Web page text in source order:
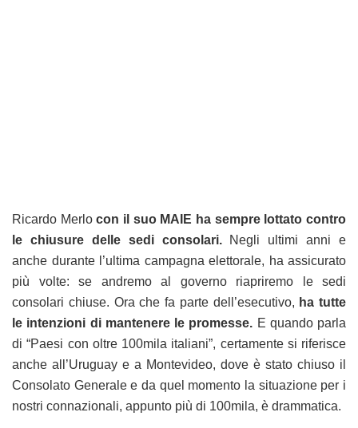
Ricardo Merlocon il suo MAIE ha sempre lottato contro
le chiusure delle sedi consolari.Negli ultimi anni e
anche durante l’ultima campagna elettorale, ha assicurato
più volte: se andremo al governo riapriremo le sedi
consolari chiuse. Ora che fa parte dell’esecutivo, ha tutte
le intenzioni di mantenere le promesse. E quando parla
di “Paesi con oltre 100mila italiani”, certamente si riferisce
anche all’Uruguay e a Montevideo, dove è stato chiuso il
Consolato Generale e da quel momento la situazione per i
nostri connazionali, appunto più di 100mila, è drammatica.